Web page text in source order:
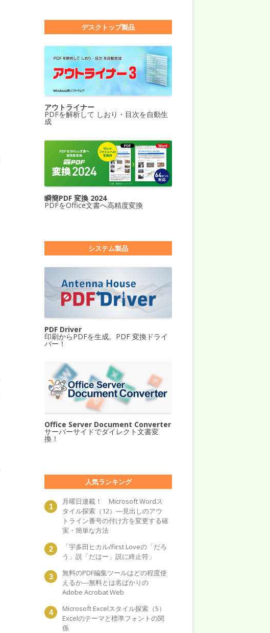
デスクトップ製品
アウトライナー
PDFを解析して しおり・目次を自動生
成
瞬簡PDF 変換 2024
PDFをOffice文書へ高精度変換
システム製品
PDF Driver
印刷からPDFを生成。PDF 変換ドライ
バー！
Office Server Document Converter
サーバーサイドでダイレクト文書変
換！
人気ランキング
月曜日連載！ Microsoft Wordス
タイル探索（12）―見出しのアウ
トライン番号の付け方を変更する確
実・簡単な方法
「宇多田ヒカル/First Loveの「だろ
う」説「だはー」説に終止符」
無料のPDF編集ツールはどの程度使
えるか―無料とは名ばかりの
Adobe Acrobat Web
Microsoft Excelスタイル探索（5）
Excelのテーマと標準フォントの関
係